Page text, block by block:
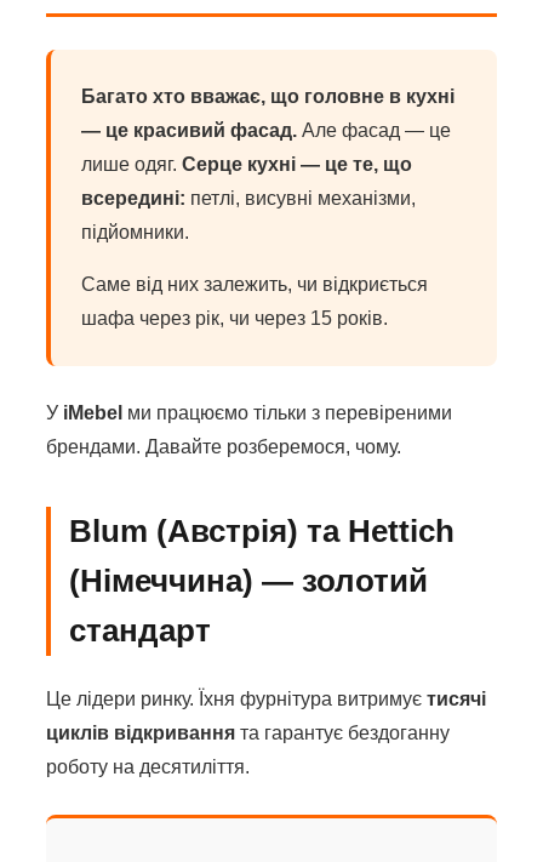
Багато хто вважає, що головне в кухні
— це красивий фасад. Але фасад — це
лише одяг. Серце кухні — це те, що
всередині: петлі, висувні механізми,
підйомники.
Саме від них залежить, чи відкриється
шафа через рік, чи через 15 років.
У iMebel ми працюємо тільки з перевіреними
брендами. Давайте розберемося, чому.
Blum (Австрія) та Hettich
(Німеччина) — золотий
стандарт
Це лідери ринку. Їхня фурнітура витримує тисячі
циклів відкривання та гарантує бездоганну
роботу на десятиліття.